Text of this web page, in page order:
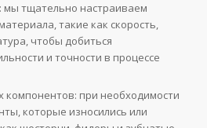
мы тщательно настраиваем
такие как скорость,
чтобы добиться
и точности в процессе
при необходимости
которые износились или